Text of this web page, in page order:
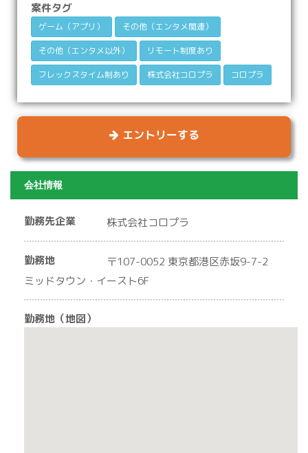
案件タグ
ゲーム（アプリ） その他（エンタメ関連）
その他（エンタメ以外） リモート制度あり
フレックスタイム制あり 株式会社コロプラ コロプラ
エントリーする
会社情報
勤務先企業 株式会社コロプラ
勤務地
〒107-0052 東京都港区赤坂9-7-2
ミッドタウン・イースト6F
勤務地（地図）